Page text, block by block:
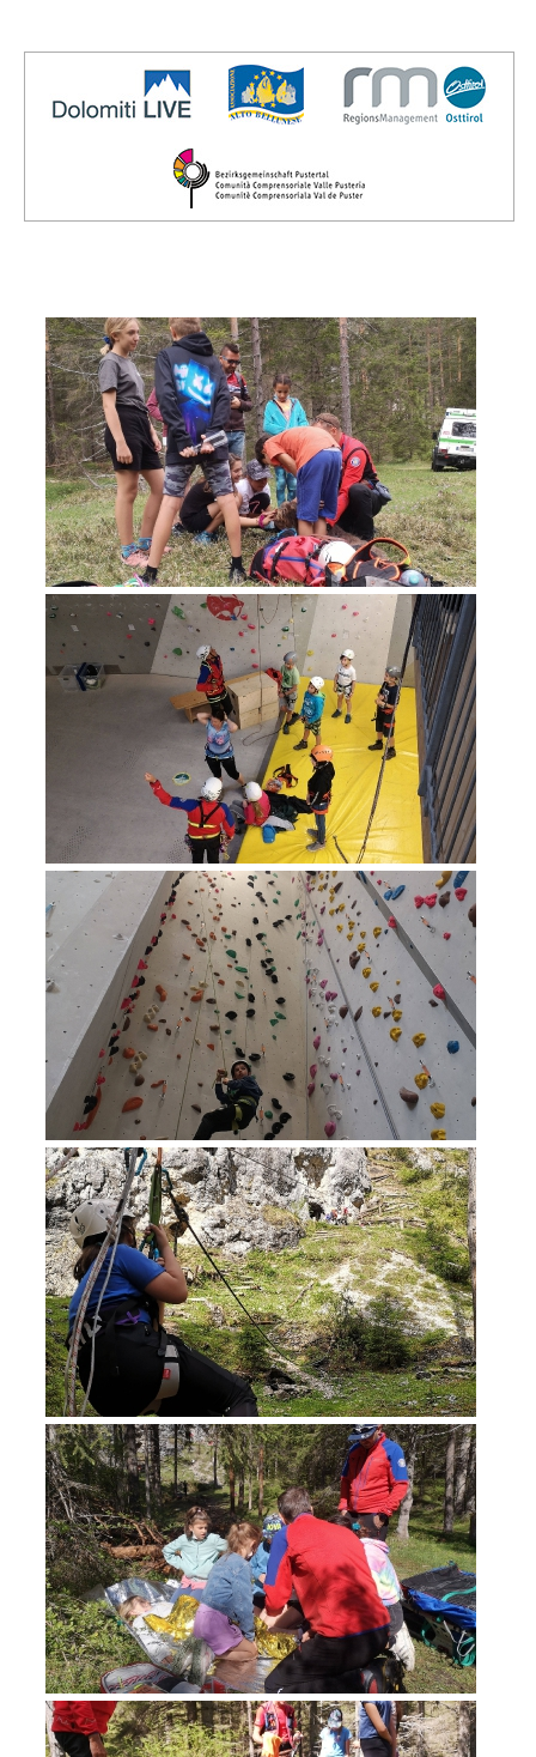
Comitato Direttivo
Richiesta di soccorso
Interventi